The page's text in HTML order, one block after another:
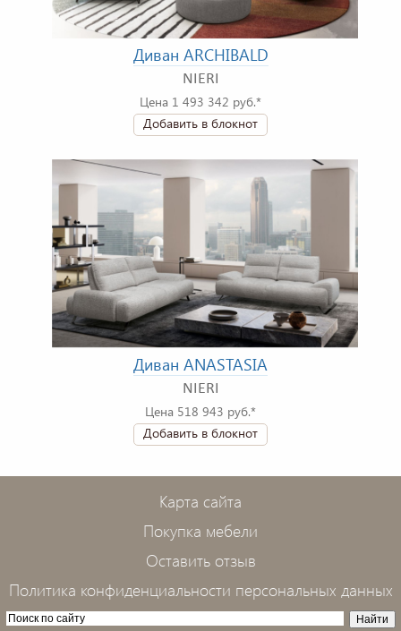
Диван ARCHIBALD
NIERI
Цена 1 493 342 руб.*
Добавить в блокнот
Диван ANASTASIA
NIERI
Цена 518 943 руб.*
Добавить в блокнот
Карта сайта
Покупка мебели
Оставить отзыв
Политика конфиденциальности персональных данных